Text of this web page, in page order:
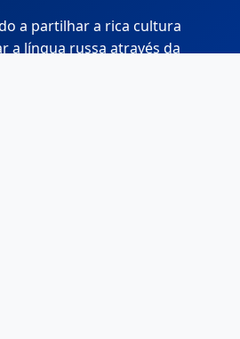
a partilhar a rica cultura
a língua russa através da